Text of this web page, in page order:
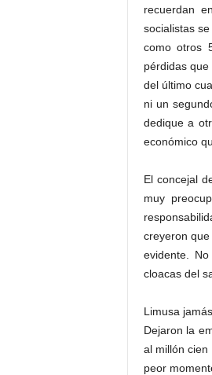
recuerdan
socialistas
como otros
pérdidas
del último
ni un
dedique a
económico
El concejal
muy
creyeron
evidente.
cloacas del
Limusa
Dejaron la
al millón
peor